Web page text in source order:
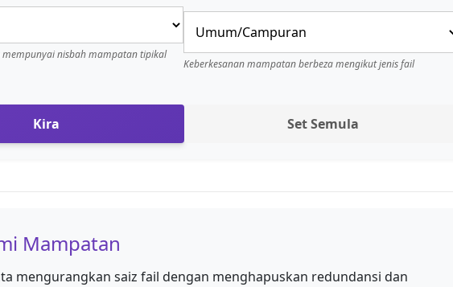
mempunyai nisbah mampatan tipikal
Keberkesanan mampatan berbeza mengikut jenis fail
Kira Set Semula
Mampatan
mengurangkan saiz fail dengan menghapuskan redundansi dan